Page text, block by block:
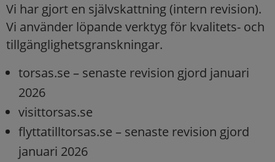
Vi har gjort en självskattning (intern revision).
Vi använder löpande verktyg för kvalitets- och
tillgänglighetsgranskningar.
torsas.se – senaste revision gjord januari
2026
visittorsas.se
flyttatilltorsas.se – senaste revision gjord
januari 2026